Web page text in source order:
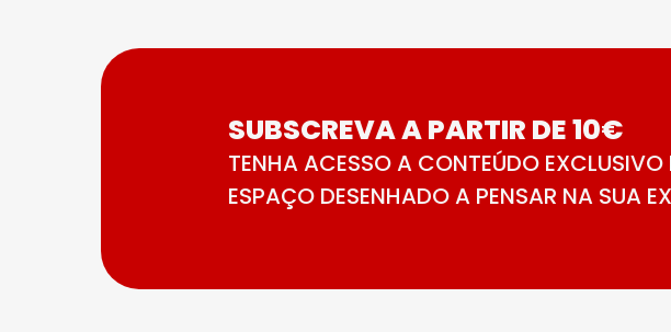
SUBSCREVA A PARTIR DE 10€
TENHA ACESSO A CONTEÚDO
ESPAÇO DESENHADO A PENSAR NA SUA